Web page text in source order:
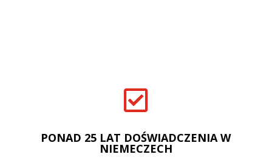

PONAD 25 LAT DOŚWIADCZENIA W
NIEMECZECH